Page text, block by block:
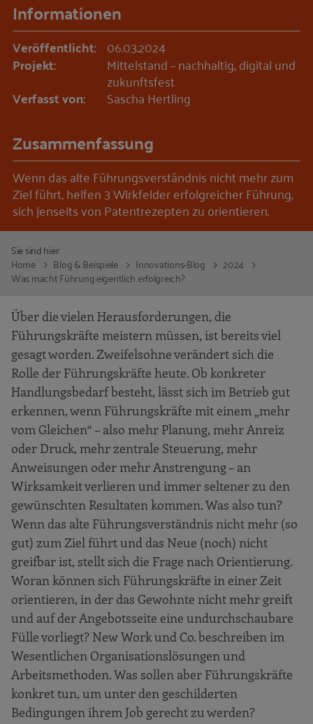
Informationen
Veröffentlicht: 06.03.2024
Projekt: Mittelstand – nachhaltig, digital und
zukunftsfest
Verfasst von: Sascha Hertling
Zusammenfassung
Wenn das alte Führungsverständnis nicht mehr zum
Ziel führt, helfen 3 Wirkfelder erfolgreicher Führung,
sich jenseits von Patentrezepten zu orientieren.
Sie sind hier:
Home
Blog & Beispiele Innovations-Blog
2024
Was macht Führung eigentlich erfolgreich?
Über die vielen Herausforderungen, die
Führungskräfte meistern müssen, ist bereits viel
gesagt worden. Zweifelsohne verändert sich die
Rolle der Führungskräfte heute. Ob konkreter
Handlungsbedarf besteht, lässt sich im Betrieb gut
erkennen, wenn Führungskräfte mit einem „mehr
vom Gleichen“ – also mehr Planung, mehr Anreiz
oder Druck, mehr zentrale Steuerung, mehr
Anweisungen oder mehr Anstrengung – an
Wirksamkeit verlieren und immer seltener zu den
gewünschten Resultaten kommen. Was also tun?
Wenn das alte Führungsverständnis nicht mehr (so
gut) zum Ziel führt und das Neue (noch) nicht
greifbar ist, stellt sich die Frage nach Orientierung.
Woran können sich Führungskräfte in einer Zeit
orientieren, in der das Gewohnte nicht mehr greift
und auf der Angebotsseite eine undurchschaubare
Fülle vorliegt? New Work und Co. beschreiben im
Wesentlichen Organisationslösungen und
Arbeitsmethoden. Was sollen aber Führungskräfte
konkret tun, um unter den geschilderten
Bedingungen ihrem Job gerecht zu werden?